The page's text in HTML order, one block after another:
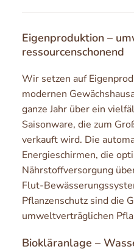
Eigenproduktion –
ressourcenschonend
Wir setzen auf
modernen
ganze Jahr über ein
Saisonware, die zum
verkauft wird. Die
Energieschirmen, die
Nährstoffversorgung
Flut-
Pflanzenschutz sind die
umweltverträglichen
Biokläranlage –